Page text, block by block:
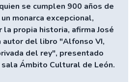
se cumplen 900 años de
monarca excepcional,
la propia historia, afirma José
autor del libro "Alfonso VI,
del rey", presentado
sala Ámbito Cultural de León.